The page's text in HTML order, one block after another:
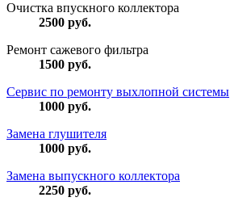
Очистка впускного коллектора
2500 руб.
Ремонт сажевого фильтра
1500 руб.
Сервис по ремонту выхлопной системы
1000 руб.
Замена глушителя
1000 руб.
Замена выпускного коллектора
2250 руб.